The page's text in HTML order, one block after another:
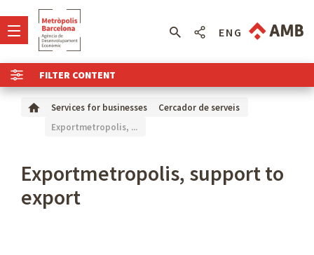
FILTER CONTENT
ENG
Services for businesses
Cercador de serveis
Exportmetropolis, ...
Exportmetropolis, support to
export